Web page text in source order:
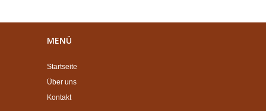
MENÜ
Startseite
Über uns
Kontakt